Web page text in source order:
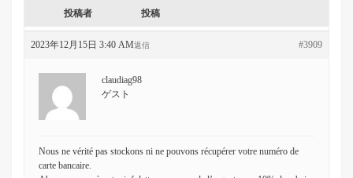
投稿者 投稿
2023年12月15日 3:40 AM #3909
返信
claudiag98
ゲスト
Nous ne vérité pas stockons ni ne pouvons récupérer votre numéro de
carte bancaire.